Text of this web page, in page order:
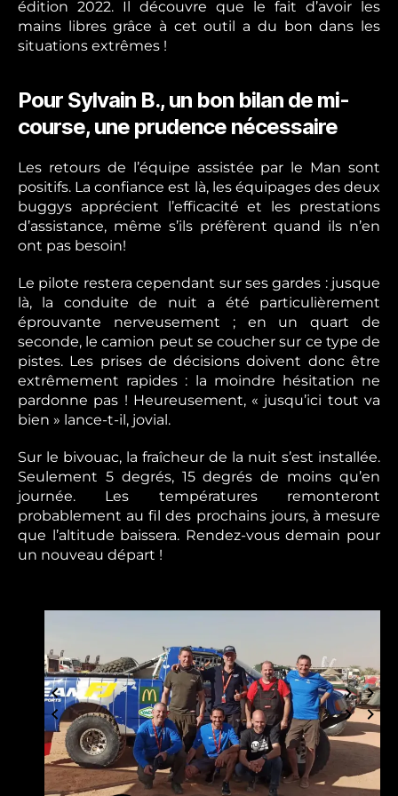
édition 2022. Il découvre que le fait d’avoir les
mains libres grâce à cet outil a du bon dans les
situations extrêmes !
Pour Sylvain B., un bon bilan de mi-
course, une prudence nécessaire
Les retours de l’équipe assistée par le Man sont
positifs. La confiance est là, les équipages des deux
buggys apprécient l’efficacité et les prestations
d’assistance, même s’ils préfèrent quand ils n’en
ont pas besoin!
Le pilote restera cependant sur ses gardes : jusque
là, la conduite de nuit a été particulièrement
éprouvante nerveusement ; en un quart de
seconde, le camion peut se coucher sur ce type de
pistes. Les prises de décisions doivent donc être
extrêmement rapides : la moindre hésitation ne
pardonne pas ! Heureusement, « jusqu’ici tout va
bien » lance-t-il, jovial.
Sur le bivouac, la fraîcheur de la nuit s’est installée.
Seulement 5 degrés, 15 degrés de moins qu’en
journée. Les températures remonteront
probablement au fil des prochains jours, à mesure
que l’altitude baissera. Rendez-vous demain pour
un nouveau départ !